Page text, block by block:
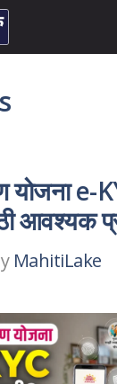
योजना e-
आवश्यक
MahitiLake